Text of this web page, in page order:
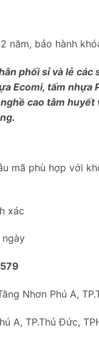
năm, bảo hành
phối sỉ và lẻ
Ecomi, tấm
cao tâm
mã phù hợp với
xác
Nhơn Phú A,
A, TP.Thủ Đức,